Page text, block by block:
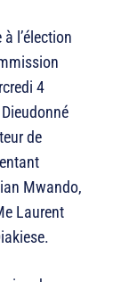
l’élection
4
de
Mwando,
Laurent